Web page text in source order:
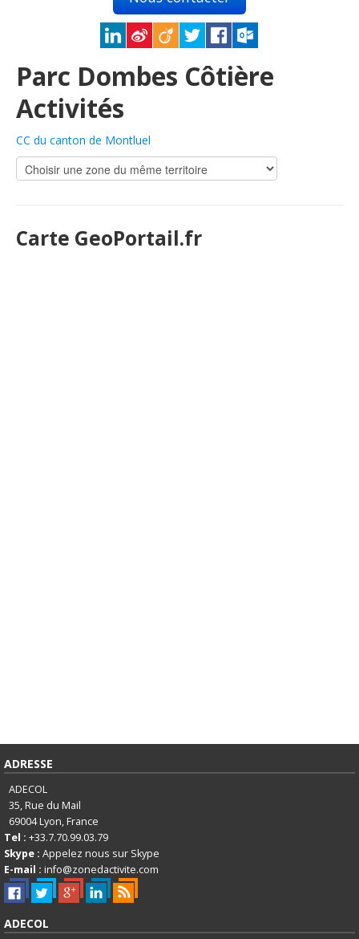
Parc Dombes Côtière
Activités
CC du canton de Montluel
Carte GeoPortail.fr
ADRESSE
ADECOL
35, Rue du Mail
69004Lyon, France
Tel : +33.7.70.99.03.79
Skype : Appelez nous sur Skype
E-mail : info@zonedactivite.com
ADECOL